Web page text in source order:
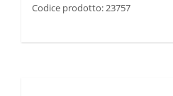
Codice prodotto: 23757